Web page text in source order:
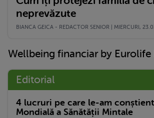
neprevăzute
BIANCA GEICA - REDACTOR SENIOR | MIERCURI,
Wellbeing financiar by Eurolife
Editorial
4 lucruri pe care le-am
Mondială a Sănătății Mintale